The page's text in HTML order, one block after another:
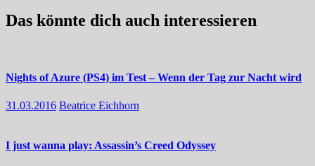
Das könnte dich auch interessieren
Nights of Azure (PS4) im Test – Wenn der Tag zur Nacht wird
31.03.2016 Beatrice Eichhorn
I just wanna play: Assassin’s Creed Odyssey